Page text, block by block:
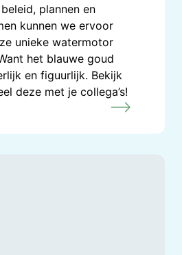
plannen en
kunnen we ervoor
unieke watermotor
het blauwe goud
en figuurlijk. Bekijk
deze met je collega’s!